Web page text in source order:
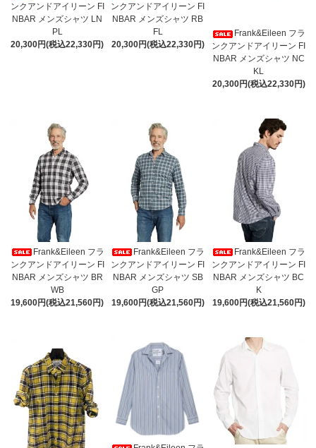
ンクアンドアイリーン FI
NBAR メンズシャツ LN
PL
20,300円(税込22,330円)
ンクアンドアイリーン FI
NBAR メンズシャツ RB
FL
20,300円(税込22,330円)
Frank&Eileen フラ
ンクアンドアイリーン FI
NBAR メンズシャツ NC
KL
20,300円(税込22,330円)
Frank&Eileen フラ
ンクアンドアイリーン FI
NBAR メンズシャツ BR
WB
19,600円(税込21,560円)
Frank&Eileen フラ
ンクアンドアイリーン FI
NBAR メンズシャツ SB
GP
19,600円(税込21,560円)
Frank&Eileen フラ
ンクアンドアイリーン FI
NBAR メンズシャツ BC
K
19,600円(税込21,560円)